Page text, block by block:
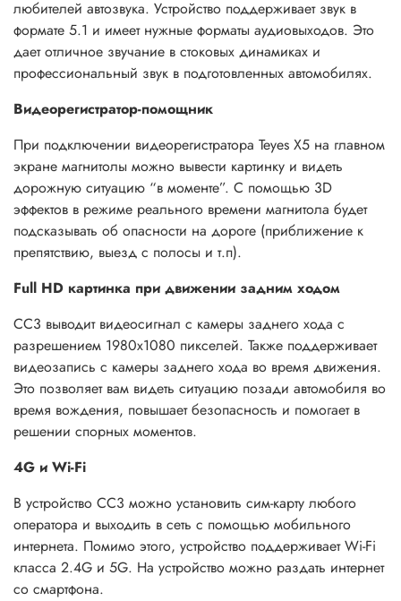
любителей автозвука. Устройство поддерживает звук в
формате 5.1 и имеет нужные форматы аудиовыходов. Это
дает отличное звучание в стоковых динамиках и
профессиональный звук в подготовленных автомобилях.
Видеорегистратор-помощник
При подключении видеорегистратора Teyes X5 на главном
экране магнитолы можно вывести картинку и видеть
дорожную ситуацию “в моменте”. С помощью 3D
эффектов в режиме реального времени магнитола будет
подсказывать об опасности на дороге (приближение к
препятствию, выезд с полосы и т.п).
Full HD картинка при движении задним ходом
CC3 выводит видеосигнал с камеры заднего хода с
разрешением 1980x1080 пикселей. Также поддерживает
видеозапись с камеры заднего хода во время движения.
Это позволяет вам видеть ситуацию позади автомобиля во
время вождения, повышает безопасность и помогает в
решении спорных моментов.
4G и Wi-Fi
В устройство CC3 можно установить сим-карту любого
оператора и выходить в сеть с помощью мобильного
интернета. Помимо этого, устройство поддерживает Wi-Fi
класса 2.4G и 5G. На устройство можно раздать интернет
со смартфона.